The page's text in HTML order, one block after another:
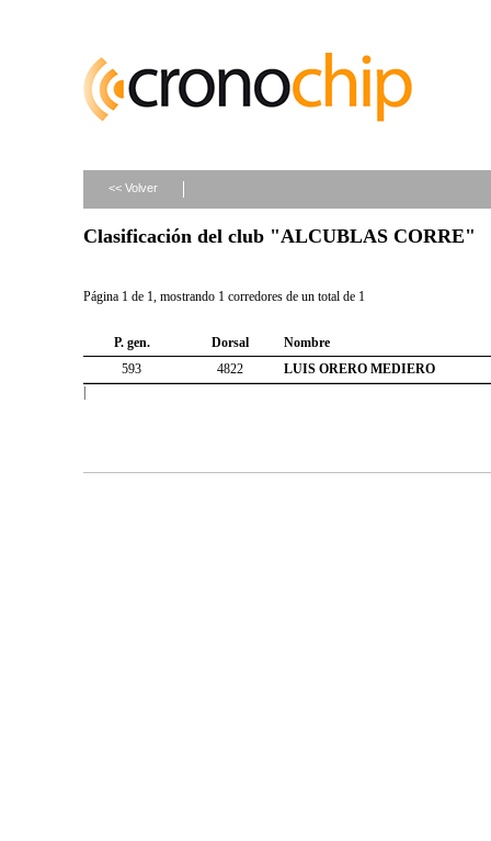
<< Volver
Clasificación del club "ALCUBLAS CORRE"
Página 1 de 1, mostrando 1 corredores de un total de 1
P. gen. Dorsal
Nombre
593
4822
LUIS ORERO MEDIERO
|